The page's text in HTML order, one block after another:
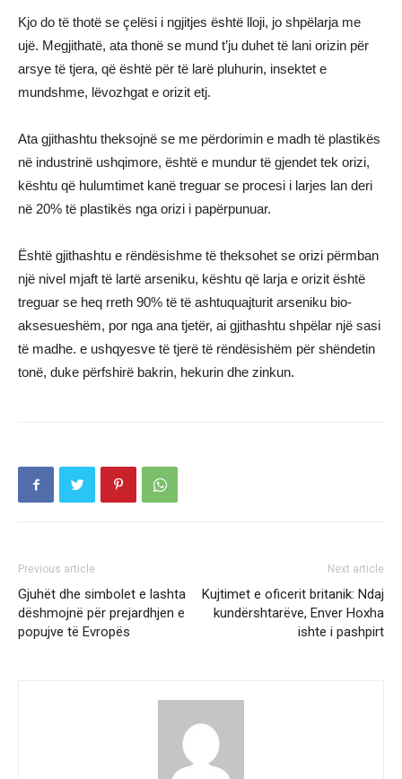
Kjo do të thotë se çelësi i ngjitjes është lloji, jo shpëlarja me
ujë. Megjithatë, ata thonë se mund t’ju duhet të lani orizin për
arsye të tjera, që është për të larë pluhurin, insektet e
mundshme, lëvozhgat e orizit etj.
Ata gjithashtu theksojnë se me përdorimin e madh të plastikës
në industrinë ushqimore, është e mundur të gjendet tek orizi,
kështu që hulumtimet kanë treguar se procesi i larjes lan deri
në 20% të plastikës nga orizi i papërpunuar.
Është gjithashtu e rëndësishme të theksohet se orizi përmban
një nivel mjaft të lartë arseniku, kështu që larja e orizit është
treguar se heq rreth 90% të të ashtuquajturit arseniku bio-
aksesueshëm, por nga ana tjetër, ai gjithashtu shpëlar një sasi
të madhe. e ushqyesve të tjerë të rëndësishëm për shëndetin
tonë, duke përfshirë bakrin, hekurin dhe zinkun.
Previous article
Gjuhët dhe simbolet e lashta
dëshmojnë për prejardhjen e
popujve të Evropës
Next article
Kujtimet e oficerit britanik: Ndaj
kundërshtarëve, Enver Hoxha
ishte i pashpirt